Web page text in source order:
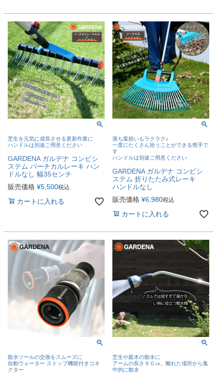
芝生を元気に成長させる更新作業に
ハンドルは別途ご用意ください
GARDENA ガルデナ コンビシ
ステム バーチカルレーキ ハン
ドルなし 幅35センチ
販売価格 ¥5,500税込
カートに入れる
落ち葉拾いもラクラク♪
一度にたくさん拾うことができる熊手で
す
ハンドルは別途ご用意ください
GARDENA ガルデナ コンビシ
ステム 折りたたみ式レーキ
ハンドルなし
販売価格 ¥6,980税込
カートに入れる
散水ツールの交換をスムーズに
自動ウォーター ストップ機能付きコネ
クター
芝生や庭木の散水に
アームの長さ９０㎝。離れた場所から集
中的に散水